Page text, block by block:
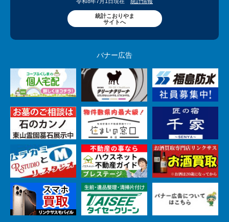
令和8年7月1日現在 統計情報
統計こおりやま
サイトへ
バナー広告